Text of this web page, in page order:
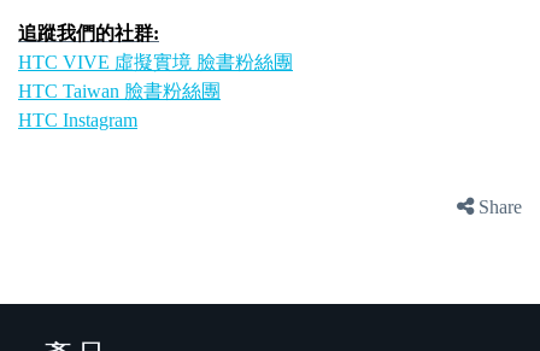
追蹤我們的社群:
HTC VIVE 虛擬實境 臉書粉絲團
HTC Taiwan 臉書粉絲團
HTC Instagram
Share